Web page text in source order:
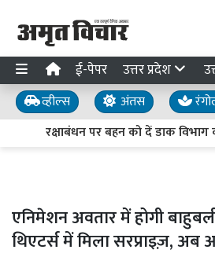
ई-पेपर उत्तर प्रदेश
व्हील्स अंतस
रक्षाबंधन पर बहन को दें डाक
एनिमेशन अवतार में होगी
थिएटर्स में मिला सरप्राइज़, अब